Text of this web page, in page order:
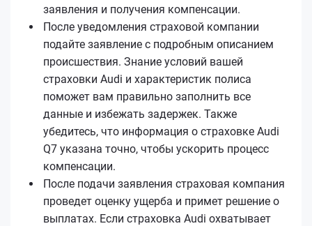
заявления и получения компенсации.
После уведомления страховой компании
подайте заявление с подробным описанием
происшествия. Знание условий вашей
страховки Audi и характеристик полиса
поможет вам правильно заполнить все
данные и избежать задержек. Также
убедитесь, что информация о страховке Audi
Q7 указана точно, чтобы ускорить процесс
компенсации.
После подачи заявления страховая компания
проведет оценку ущерба и примет решение о
выплатах. Если страховка Audi охватывает